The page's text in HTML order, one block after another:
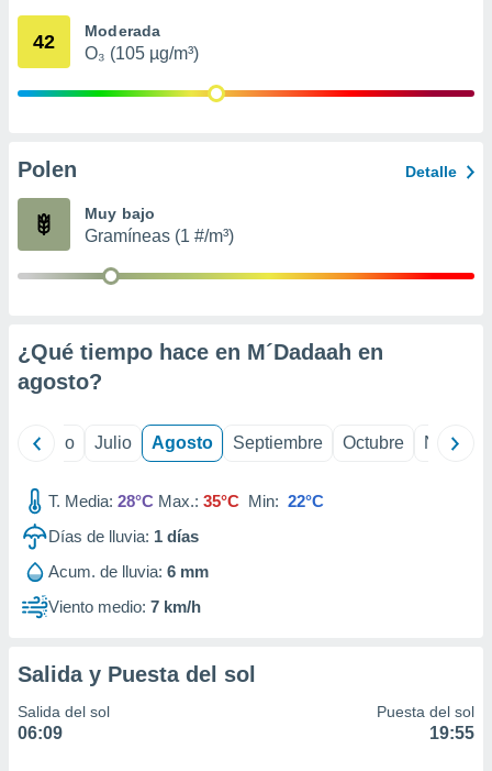
mediante
publicidad
de
42 Moderada
O₃ (105 µg/m³)
Polen Detalle
Muy bajo
Gramíneas (1 #/m³)
¿Qué tiempo hace en M´Dadaah en
agosto?
Junio Julio Agosto Septiembre Octubre
T. Media: 28°C Max.: 35°C Min: 22°C
Días de lluvia: 1 días
Acum. de lluvia: 6 mm
Viento medio: 7 km/h
Salida y Puesta del sol
Salida del sol
06:09
Puesta del sol
19:55